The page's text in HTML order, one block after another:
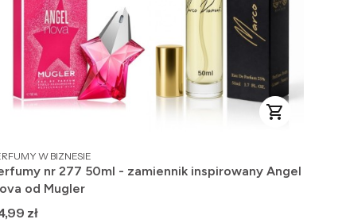
W BIZNESIE
nr 277 50ml - zamiennik inspirowany Angel
od Mugler
zł